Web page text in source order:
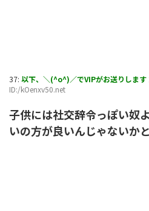
37: 以下、＼(^o^)／でVIPがお送りします
ID:/kOenxv50.net
子供には社交辞令っぽい奴
いの方が良いんじゃないかと